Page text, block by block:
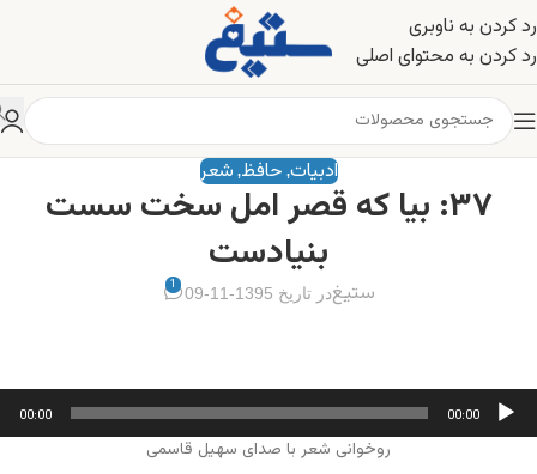
رد کردن به ناوبری
رد کردن به محتوای اصلی
ادبیات, حافظ, شعر
۳۷: بیا که قصر امل سخت سست
بنیادست
ستیغدر تاریخ 1395-11-09 1
پخش‌کننده
صوت
00:00
00:00
روخوانی شعر با صدای سهیل قاسمی